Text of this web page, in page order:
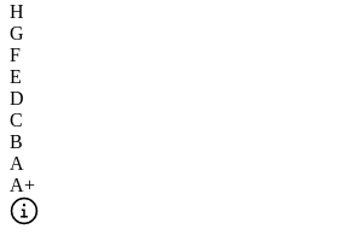
H
G
F
E
D
C
B
A
A+